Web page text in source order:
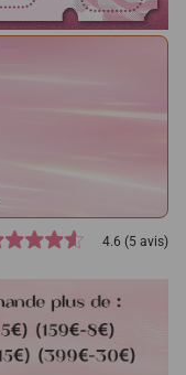
4.6 (5 avis)